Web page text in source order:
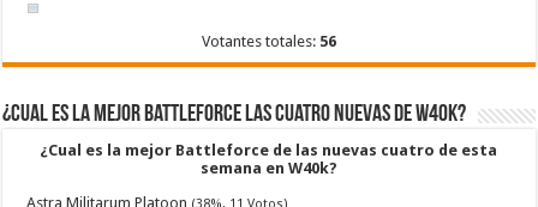
Votantes totales: 56
¿Cual es la mejor Battleforce las cuatro nuevas de W40k?
¿Cual es la mejor Battleforce de las nuevas cuatro de esta
semana en W40k?
Astra Militarum Platoon (38%, 11 Votos)